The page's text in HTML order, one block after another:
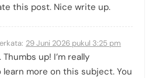
this post. Nice write up.
29 Juni 2026 pukul 3:25 pm
up! I’m really
more on this subject. You